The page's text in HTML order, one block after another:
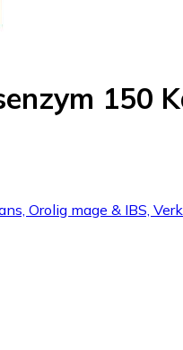
150
Orolig mage & IBS,